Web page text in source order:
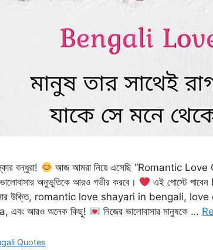
বন্ধুরা!
আজ আমরা নিয়ে এসেছি “Romantic Love
অনুভূতিকে আরও গভীর করবে।
এই পোস্টে
উক্তি, romantic love shayari in bengali,
এবং আরও অনেক কিছু!
নিজের ভালোবাসার মানুষকে …
Quotes